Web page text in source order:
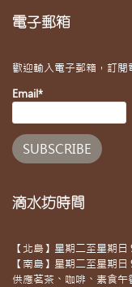
電子郵箱
歡迎輸入電子郵箱，訂
Email*
滴水坊時間
【北島】星期二至星期
【南島】星期二至星期
供應茗茶、咖啡、素食午